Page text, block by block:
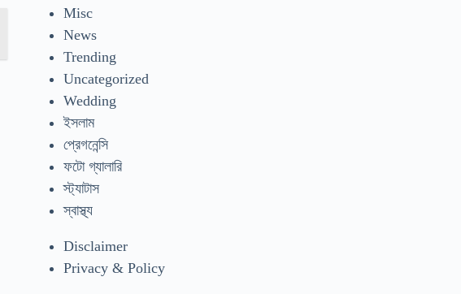
Misc
News
Trending
Uncategorized
Wedding
ইসলাম
প্রেগনেন্সি
ফটো গ্যালারি
স্ট্যাটাস
স্বাস্থ্য
Disclaimer
Privacy & Policy